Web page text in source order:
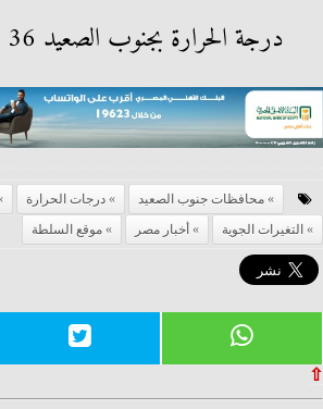
درجة الحرارة بجنوب الصعيد 36 – 20
محافظات جنوب الصعيد درجات الحرارة
التغيرات الجوية
أخبار مصر موقع السلطة
⇧